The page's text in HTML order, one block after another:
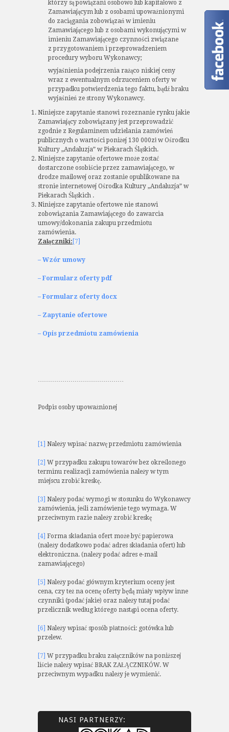
którzy są powiązani osobowo lub kapitałowo z
Zamawiającym lub z osobami upoważnionymi
do zaciągania zobowiązań w imieniu
Zamawiającego lub z osobami wykonującymi w
imieniu Zamawiającego czynności związane
z przygotowaniem i przeprowadzeniem
procedury wyboru Wykonawcy;
wyjaśnienia podejrzenia rażąco niskiej ceny
wraz z ewentualnym odrzuceniem oferty w
przypadku potwierdzenia tego faktu, bądź braku
wyjaśnień ze strony Wykonawcy.
Niniejsze zapytanie stanowi rozeznanie rynku jakie
Zamawiający zobowiązany jest przeprowadzić
zgodnie z Regulaminem udzielania zamówień
publicznych o wartości poniżej 130 000zł w Ośrodku
Kultury „Andaluzja” w Piekarach Śląskich.
Niniejsze zapytanie ofertowe może zostać
dostarczone osobiście przez zamawiającego, w
drodze mailowej oraz zostanie opublikowane na
stronie internetowej Ośrodka Kultury „Andaluzja” w
Piekarach Śląskich .
Niniejsze zapytanie ofertowe nie stanowi
zobowiązania Zamawiającego do zawarcia
umowy/dokonania zakupu przedmiotu
zamówienia.
Załączniki: [7]
– Wzór umowy
– Formularz oferty pdf
– Formularz oferty docx
– Zapytanie ofertowe
– Opis przedmiotu zamówienia
……………………………………
Podpis osoby upoważnionej
[1] Należy wpisać nazwę przedmiotu zamówienia
[2] W przypadku zakupu towarów bez określonego
terminu realizacji zamówienia należy w tym
miejscu zrobić kreskę.
[3] Należy podać wymogi w stosunku do Wykonawcy
zamówienia, jeśli zamówienie tego wymaga. W
przeciwnym razie należy zrobić kreskę
[4] Forma składania ofert może być papierowa
(należy dodatkowo podać adres składania ofert) lub
elektroniczna. (należy podać adres e-mail
zamawiającego)
[5] Należy podać głównym kryterium oceny jest
cena, czy też na ocenę oferty będą miały wpływ inne
czynniki (podać jakie) oraz należy tutaj podać
przelicznik według którego nastąpi ocena oferty.
[6] Należy wpisać sposób płatności: gotówka lub
przelew.
[7] W przypadku braku załączników na poniższej
liście należy wpisać BRAK ZAŁĄCZNIKÓW. W
przeciwnym wypadku należy je wymienić.
NASI PARTNERZY: